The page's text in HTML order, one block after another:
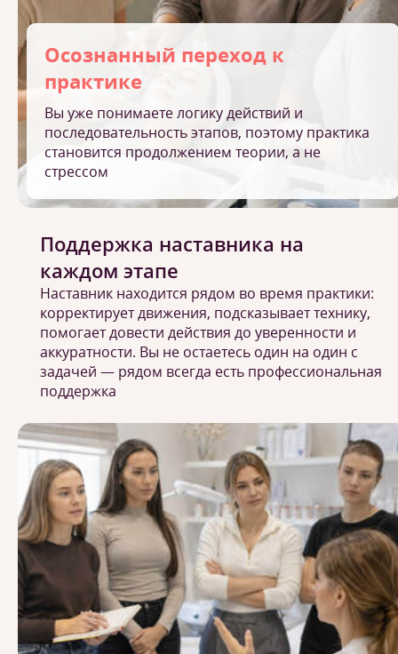
Осознанный переход к
практике
Вы уже понимаете логику действий и
последовательность этапов, поэтому практика
становится продолжением теории, а не
стрессом
Поддержка наставника на
каждом этапе
Наставник находится рядом во время практики:
корректирует движения, подсказывает технику,
помогает довести действия до уверенности и
аккуратности. Вы не остаетесь один на один с
задачей — рядом всегда есть профессиональная
поддержка